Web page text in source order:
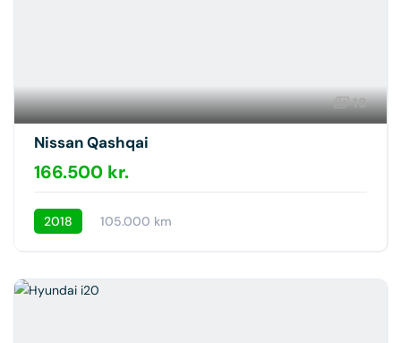
18
Nissan Qashqai
166.500 kr.
2018 105.000 km